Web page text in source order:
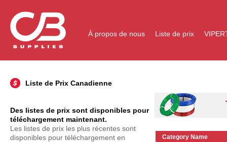
À propos de nous Liste de prix
Liste de Prix Canadienne
Des listes de prix sont disponibles pour
téléchargement maintenant.
Les listes de prix les plus récentes sont
disponibles pour téléchargement en
Category Name